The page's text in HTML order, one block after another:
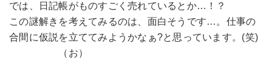
では、日記帳がものすごく売れているとか…！？
この謎解きを考えてみるのは、面白そうです…。仕事の
合間に仮説を立ててみようかなぁ?と思っています。(笑)
（お）